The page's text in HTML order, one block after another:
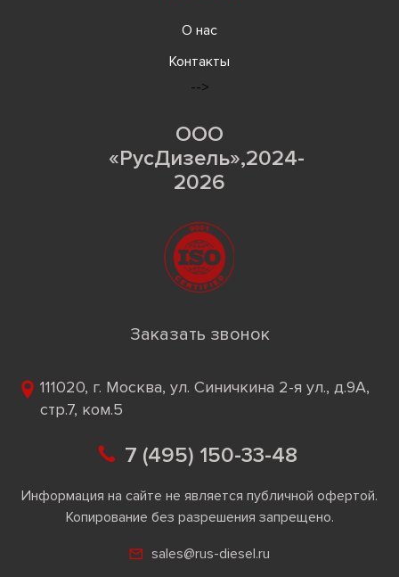
О нас
Контакты
-->
ООО
«РусДизель»,2024-
2026
Заказать звонок
111020, г. Москва, ул. Синичкина 2-я ул., д.9А,
стр.7, ком.5
7 (495) 150-33-48
Информация на сайте не является публичной офертой.
Копирование без разрешения запрещено.
sales@rus-diesel.ru